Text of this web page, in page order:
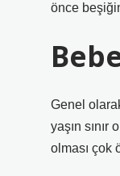
önce
Genel
yaşın sınır
olması çok